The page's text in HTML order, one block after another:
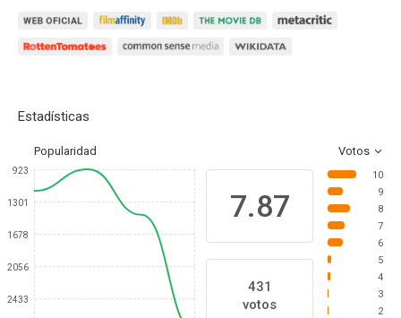
Estadísticas
Popularidad Votos
923
1301
1678
2056
2433
7.87
431
votos
10
9
8
7
6
5
4
3
2